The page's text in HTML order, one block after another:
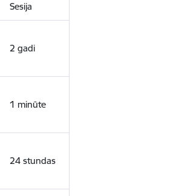
Sesija
2 gadi
1 minūte
24 stundas